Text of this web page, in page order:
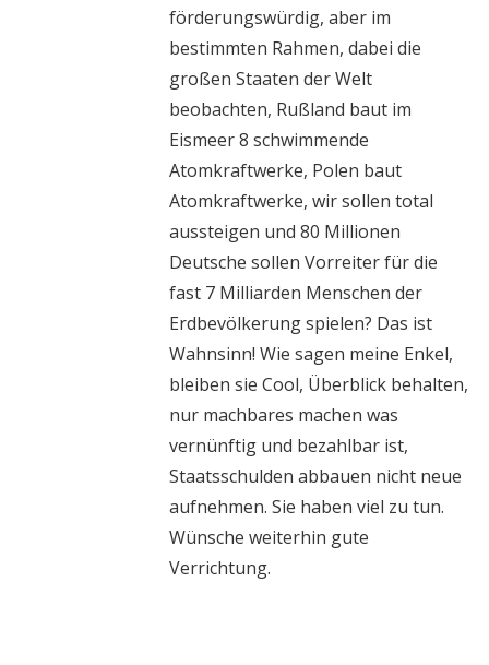
förderungswürdig, aber im
bestimmten Rahmen, dabei die
großen Staaten der Welt
beobachten, Rußland baut im
Eismeer 8 schwimmende
Atomkraftwerke, Polen baut
Atomkraftwerke, wir sollen total
aussteigen und 80 Millionen
Deutsche sollen Vorreiter für die
fast 7 Milliarden Menschen der
Erdbevölkerung spielen? Das ist
Wahnsinn! Wie sagen meine Enkel,
bleiben sie Cool, Überblick behalten,
nur machbares machen was
vernünftig und bezahlbar ist,
Staatsschulden abbauen nicht neue
aufnehmen. Sie haben viel zu tun.
Wünsche weiterhin gute
Verrichtung.